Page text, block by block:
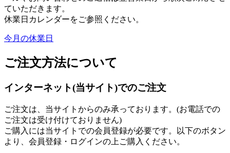
ていただきます。
休業日カレンダーをご参照ください。
今月の休業日
ご注文方法について
インターネット(当サイト)でのご注文
ご注文は、当サイトからのみ承っております。(お電話での
ご注文は受け付けておりません)
ご購入には当サイトでの会員登録が必要です。以下のボタン
より、会員登録・ログインの上ご購入ください。